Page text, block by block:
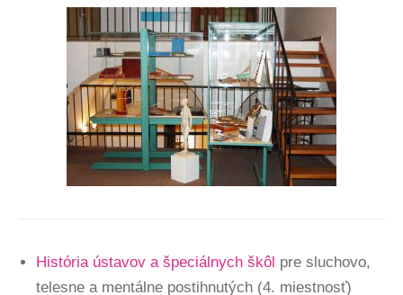
História ústavov a špeciálnych škôl pre sluchovo,
telesne a mentálne postihnutých (4. miestnosť)